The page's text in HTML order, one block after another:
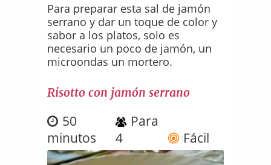
Para preparar esta sal de jamón
serrano y dar un toque de color y
sabor a los platos, solo es
necesario un poco de jamón, un
microondas un mortero.
Risotto con jamón serrano
50
minutos
Para
4
Fácil